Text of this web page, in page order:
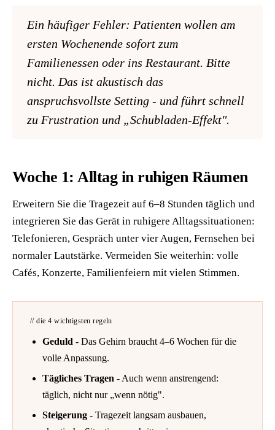
Ein häufiger Fehler: Patienten wollen am
ersten Wochenende sofort zum
Familienessen oder ins Restaurant. Bitte
nicht. Das ist akustisch das
anspruchsvollste Setting - und führt schnell
zu Frustration und „Schubladen-Effekt".
Woche 1: Alltag in ruhigen Räumen
Erweitern Sie die Tragezeit auf 6–8 Stunden täglich und
integrieren Sie das Gerät in ruhigere Alltagssituationen:
Telefonieren, Gespräch unter vier Augen, Fernsehen bei
normaler Lautstärke. Vermeiden Sie weiterhin: volle
Cafés, Konzerte, Familienfeiern mit vielen Stimmen.
// die 4 wichtigsten regeln
Geduld - Das Gehirn braucht 4–6 Wochen für die
volle Anpassung.
Tägliches Tragen - Auch wenn anstrengend:
täglich, nicht nur „wenn nötig".
Steigerung - Tragezeit langsam ausbauen,